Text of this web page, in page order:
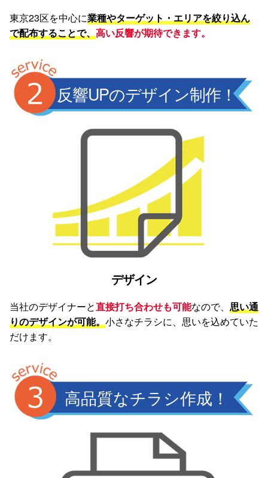
東京23区を中心に業種やターゲット・エリアを絞り込ん
で配布することで、高い反響が期待できます。
反響UPのデザイン制作！
デザイン
当社のデザイナーと直接打ち合わせも可能なので、 思い通
りのデザインが可能。小さなチラシに、思いを込めていた
だけます。
高品質なチラシ作成！